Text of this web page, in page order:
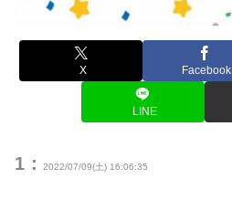
X Facebook
LINE
1： 2022/07/09(土) 16:06:35